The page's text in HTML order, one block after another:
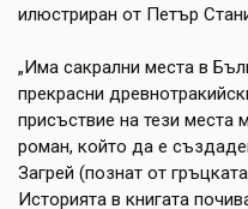
ПОДАРЪЦИ
ДОСТАВКА И ПЛАЩАНЕ
илюстриран от Петър
„Има сакрални места в
прекрасни
присъствие на тези места
роман, който да е
Загрей (познат от
Историята в книгата